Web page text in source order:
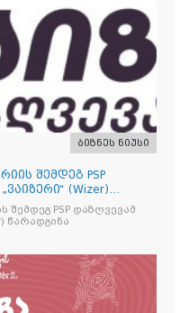
ბიზნეს ნიუსი
შემდეგ PSP
(Wizer)
შემდეგ PSP დაზღვევამ
(Wizer) წარადგინა